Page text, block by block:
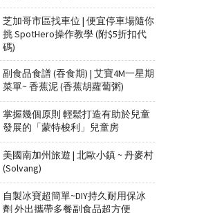
芝加哥市區找車位 | 便宜停車場隨你
挑 SpotHero操作教學 (附$5折扣代
碼)
副食品食譜 (吞食期) | 艾寶4M一星期
菜單~ 香蕉泥 (香蕉胡蘿蔔粥)
掌握幾個原則 輕鬆打造有助於兒童
發展的「蒙特梭利」兒童房
美國南加州旅遊 | 北歐小鎮 ~ 丹麥村
(Solvang)
自製冰寶超簡單~DIY持久耐用保冰
劑 外出攜帶多餐副食品超方便